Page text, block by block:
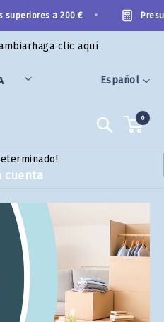
Lenguaje
Español
a 200 € •
haga clic aquí
Search
cuenta
0